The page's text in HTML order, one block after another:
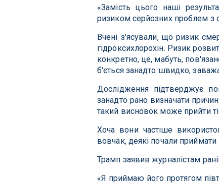
«Замість цього наші
ризиком серйозних проблем з
Вчені з'ясували, що ризик
гідроксихлорохін. Ризик
конкретно, це, мабуть,
б'ється занадто швидко,
Дослідження підтверджує
занадто рано визначати
такий висновок може прийти
Хоча вони частіше
вовчак, деякі почали приймати
Трамп заявив журналістам
«Я приймаю його протягом